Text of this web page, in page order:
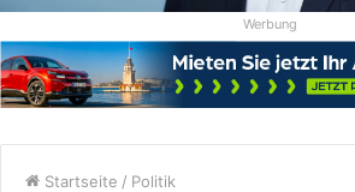
Werbung
Startseite / Politik